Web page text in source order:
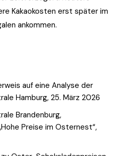
Kakaokosten erst später im
ankommen.
auf eine Analyse der
Hamburg, 25. März 2026
Brandenburg,
Preise im Osternest“,